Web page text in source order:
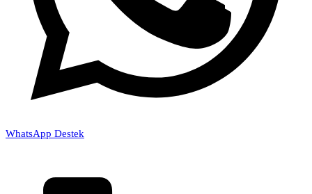
WhatsApp Destek